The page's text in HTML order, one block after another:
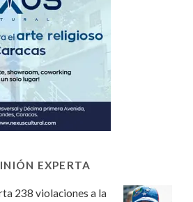
EXPERTA
238 violaciones a la